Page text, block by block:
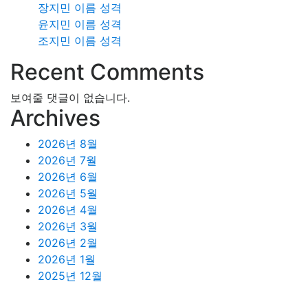
장지민 이름 성격
윤지민 이름 성격
조지민 이름 성격
Recent Comments
보여줄 댓글이 없습니다.
Archives
2026년 8월
2026년 7월
2026년 6월
2026년 5월
2026년 4월
2026년 3월
2026년 2월
2026년 1월
2025년 12월